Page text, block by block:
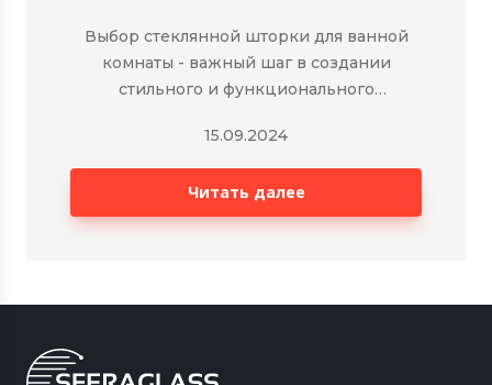
Выбор стеклянной шторки для ванной
комнаты - важный шаг в создании
стильного и функционального
только защищают ванную комнату от
разбрызгивания воды, но и придают ей
современный стильный вид. В отличие от
традиционных занавесок, они выглядят
15.09.2024
Читать далее